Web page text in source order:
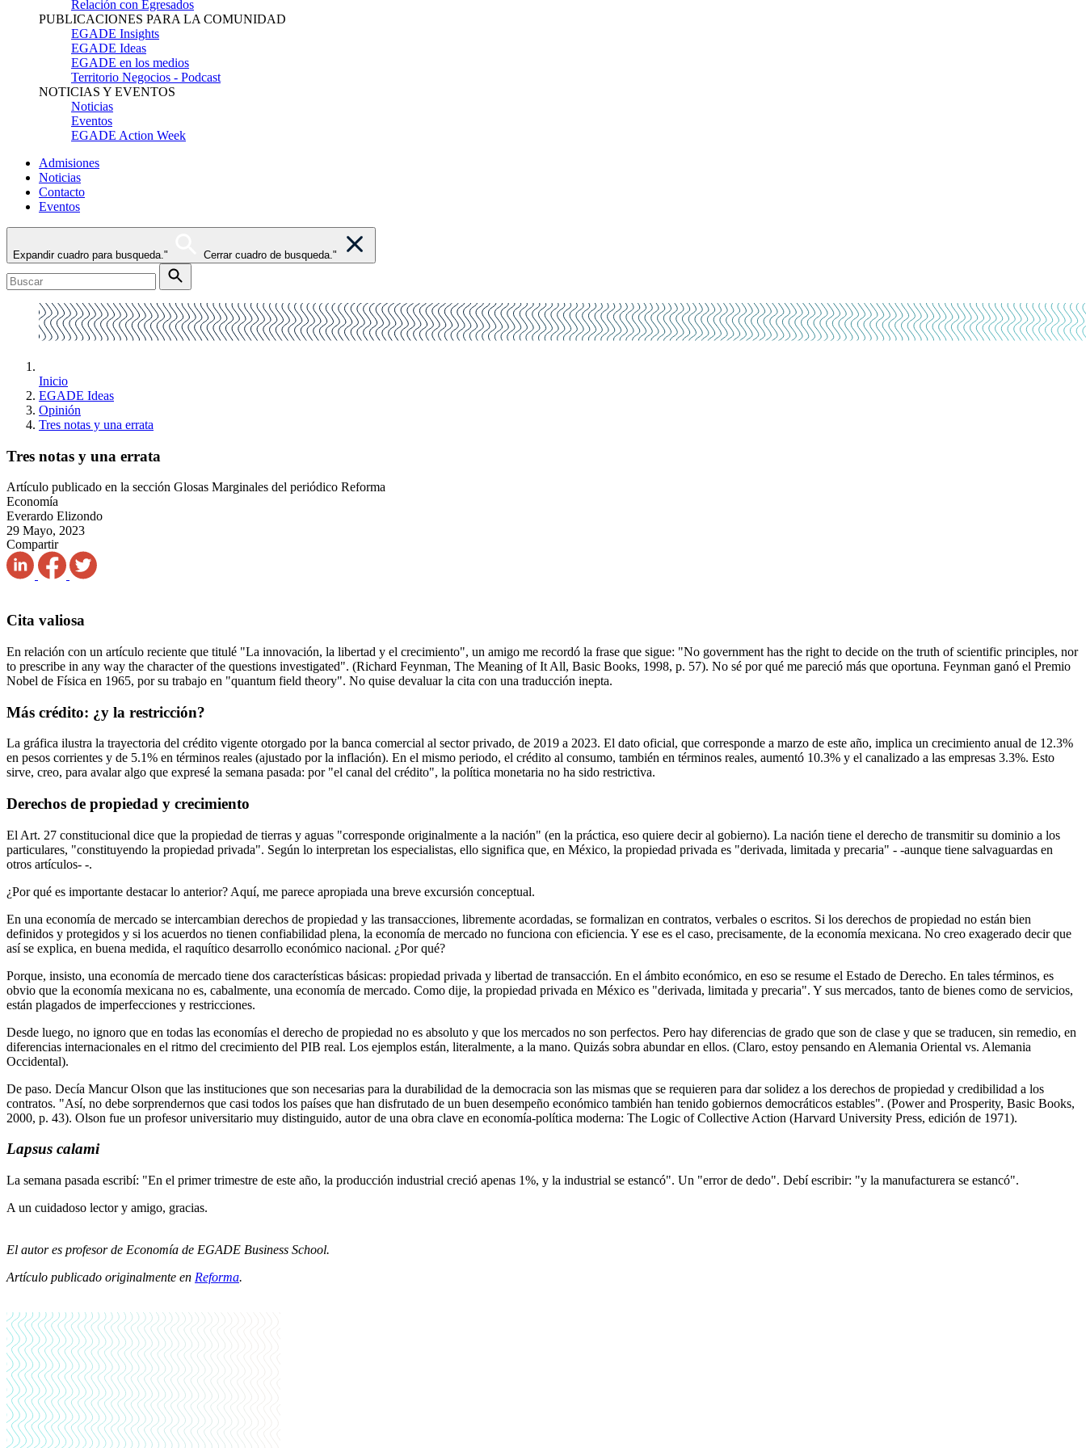
Relación con Egresados
PUBLICACIONES PARA LA COMUNIDAD
EGADE Insights
EGADE Ideas
EGADE en los medios
Territorio Negocios - Podcast
NOTICIAS Y EVENTOS
Noticias
Eventos
EGADE Action Week
Admisiones
Noticias
Contacto
Eventos
Expandir cuadro para busqueda." Cerrar cuadro de busqueda."
Inicio
EGADE Ideas
Opinión
Tres notas y una errata
Tres notas y una errata
Artículo publicado en la sección Glosas Marginales del periódico Reforma
Economía
Everardo Elizondo
29 Mayo, 2023
Compartir
Cita valiosa
En relación con un artículo reciente que titulé "La innovación, la libertad y el crecimiento", un amigo me recordó la frase que sigue: "No government has the right to decide on the truth of scientific principles, nor
to prescribe in any way the character of the questions investigated". (Richard Feynman, The Meaning of It All, Basic Books, 1998, p. 57). No sé por qué me pareció más que oportuna. Feynman ganó el Premio
Nobel de Física en 1965, por su trabajo en "quantum field theory". No quise devaluar la cita con una traducción inepta.
Más crédito: ¿y la restricción?
La gráfica ilustra la trayectoria del crédito vigente otorgado por la banca comercial al sector privado, de 2019 a 2023. El dato oficial, que corresponde a marzo de este año, implica un crecimiento anual de 12.3%
en pesos corrientes y de 5.1% en términos reales (ajustado por la inflación). En el mismo periodo, el crédito al consumo, también en términos reales, aumentó 10.3% y el canalizado a las empresas 3.3%. Esto
sirve, creo, para avalar algo que expresé la semana pasada: por "el canal del crédito", la política monetaria no ha sido restrictiva.
Derechos de propiedad y crecimiento
El Art. 27 constitucional dice que la propiedad de tierras y aguas "corresponde originalmente a la nación" (en la práctica, eso quiere decir al gobierno). La nación tiene el derecho de transmitir su dominio a los
particulares, "constituyendo la propiedad privada". Según lo interpretan los especialistas, ello significa que, en México, la propiedad privada es "derivada, limitada y precaria" - -aunque tiene salvaguardas en
otros artículos- -.
¿Por qué es importante destacar lo anterior? Aquí, me parece apropiada una breve excursión conceptual.
En una economía de mercado se intercambian derechos de propiedad y las transacciones, libremente acordadas, se formalizan en contratos, verbales o escritos. Si los derechos de propiedad no están bien
definidos y protegidos y si los acuerdos no tienen confiabilidad plena, la economía de mercado no funciona con eficiencia. Y ese es el caso, precisamente, de la economía mexicana. No creo exagerado decir que
así se explica, en buena medida, el raquítico desarrollo económico nacional. ¿Por qué?
Porque, insisto, una economía de mercado tiene dos características básicas: propiedad privada y libertad de transacción. En el ámbito económico, en eso se resume el Estado de Derecho. En tales términos, es
obvio que la economía mexicana no es, cabalmente, una economía de mercado. Como dije, la propiedad privada en México es "derivada, limitada y precaria". Y sus mercados, tanto de bienes como de servicios,
están plagados de imperfecciones y restricciones.
Desde luego, no ignoro que en todas las economías el derecho de propiedad no es absoluto y que los mercados no son perfectos. Pero hay diferencias de grado que son de clase y que se traducen, sin remedio, en
diferencias internacionales en el ritmo del crecimiento del PIB real. Los ejemplos están, literalmente, a la mano. Quizás sobra abundar en ellos. (Claro, estoy pensando en Alemania Oriental vs. Alemania
Occidental).
De paso. Decía Mancur Olson que las instituciones que son necesarias para la durabilidad de la democracia son las mismas que se requieren para dar solidez a los derechos de propiedad y credibilidad a los
contratos. "Así, no debe sorprendernos que casi todos los países que han disfrutado de un buen desempeño económico también han tenido gobiernos democráticos estables". (Power and Prosperity, Basic Books,
2000, p. 43). Olson fue un profesor universitario muy distinguido, autor de una obra clave en economía-política moderna: The Logic of Collective Action (Harvard University Press, edición de 1971).
Lapsus calami
La semana pasada escribí: "En el primer trimestre de este año, la producción industrial creció apenas 1%, y la industrial se estancó". Un "error de dedo". Debí escribir: "y la manufacturera se estancó".
A un cuidadoso lector y amigo, gracias.
El autor es profesor de Economía de EGADE Business School.
Artículo publicado originalmente en Reforma.